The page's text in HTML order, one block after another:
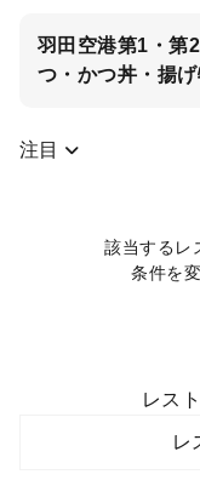
羽田空港第1・第
つ・かつ丼・揚
注目
該当するレ
条件を
レス
レ